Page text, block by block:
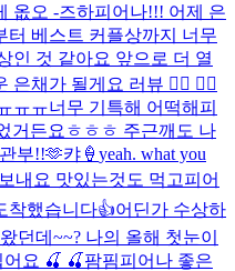
옶오 -즈하피어나!!! 어제 은
터 베스트 커플상까지 너무
인 것 같아요 앞으로 더 열
채가 될게요 러뷰 ❤️‍🔥 ❤️‍🔥
ㅠㅠ너무 기특해 어떡해 피
거든요ㅎㅎㅎ 주근깨도 나
부!!🫶캬🍦 yeah. what you
내요 맛있는것도 먹고피어
착했습니다👍어딘가 수상하
던데~~? 나의 올해 첫눈이
요 🍒 🍒 팜핌피어나 좋은